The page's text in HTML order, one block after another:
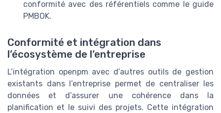
conformité avec des référentiels comme le guide
PMBOK.
Conformité et intégration dans
l’écosystème de l’entreprise
L’intégration openpm avec d’autres outils de gestion
existants dans l’entreprise permet de centraliser les
données et d’assurer une cohérence dans la
planification et le suivi des projets. Cette intégration